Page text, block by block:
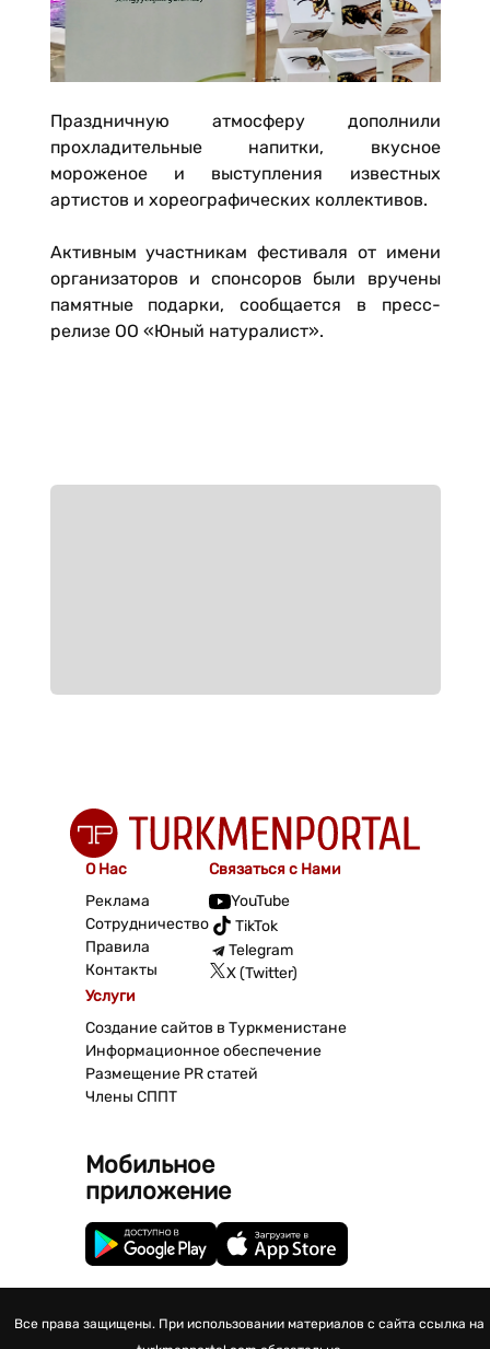
Праздничную атмосферу дополнили
прохладительные напитки, вкусное
мороженое и выступления известных
артистов и хореографических коллективов.
Активным участникам фестиваля от имени
организаторов и спонсоров были вручены
памятные подарки, сообщается в пресс-
релизе ОО «Юный натуралист».
О Нас
Реклама
Сотрудничество
Правила
Контакты
Связаться с Нами
YouTube
TikTok
Telegram
X (Twitter)
Услуги
Создание сайтов в Туркменистане
Информационное обеспечение
Размещение PR статей
Члены СППТ
Мобильное
приложение
Все права защищены. При использовании материалов с сайта ссылка на